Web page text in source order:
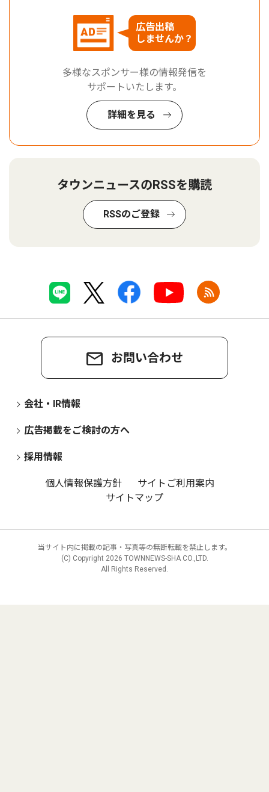
広告出稿
しませんか？
多様なスポンサー様の情報発信を
サポートいたします。
詳細を見る
タウンニュースのRSSを購読
RSSのご登録
お問い合わせ
会社・IR情報
広告掲載をご検討の方へ
採用情報
個人情報保護方針
サイトご利用案内
サイトマップ
当サイト内に掲載の記事・写真等の無断転載を禁止します。
(C) Copyright 2026 TOWNNEWS-SHA CO.,LTD.
All Rights Reserved.